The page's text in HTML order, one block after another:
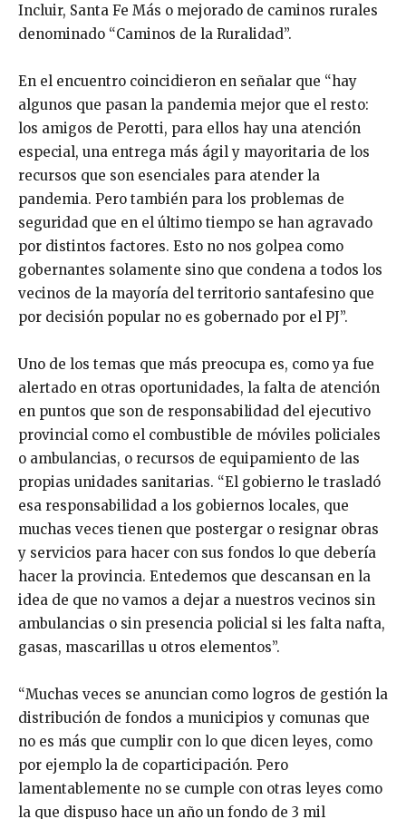
Incluir, Santa Fe Más o mejorado de caminos rurales
denominado “Caminos de la Ruralidad”.
En el encuentro coincidieron en señalar que “hay
algunos que pasan la pandemia mejor que el resto:
los amigos de Perotti, para ellos hay una atención
especial, una entrega más ágil y mayoritaria de los
recursos que son esenciales para atender la
pandemia. Pero también para los problemas de
seguridad que en el último tiempo se han agravado
por distintos factores. Esto no nos golpea como
gobernantes solamente sino que condena a todos los
vecinos de la mayoría del territorio santafesino que
por decisión popular no es gobernado por el PJ”.
Uno de los temas que más preocupa es, como ya fue
alertado en otras oportunidades, la falta de atención
en puntos que son de responsabilidad del ejecutivo
provincial como el combustible de móviles policiales
o ambulancias, o recursos de equipamiento de las
propias unidades sanitarias. “El gobierno le trasladó
esa responsabilidad a los gobiernos locales, que
muchas veces tienen que postergar o resignar obras
y servicios para hacer con sus fondos lo que debería
hacer la provincia. Entedemos que descansan en la
idea de que no vamos a dejar a nuestros vecinos sin
ambulancias o sin presencia policial si les falta nafta,
gasas, mascarillas u otros elementos”.
“Muchas veces se anuncian como logros de gestión la
distribución de fondos a municipios y comunas que
no es más que cumplir con lo que dicen leyes, como
por ejemplo la de coparticipación. Pero
lamentablemente no se cumple con otras leyes como
la que dispuso hace un año un fondo de 3 mil